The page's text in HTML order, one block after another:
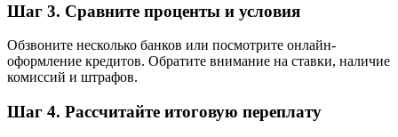
Шаг 3. Сравните проценты и условия
Обзвоните несколько банков или посмотрите онлайн-
оформление кредитов. Обратите внимание на ставки, наличие
комиссий и штрафов.
Шаг 4. Рассчитайте итоговую переплату